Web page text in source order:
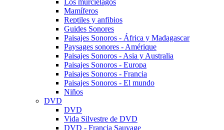
Los murciélagos
Mamíferos
Reptiles y anfibios
Guides Sonores
Paisajes Sonoros - África y Madagascar
Paysages sonores - Amérique
Paisajes Sonoros - Asia y Australia
Paisajes Sonoros - Europa
Paisajes Sonoros - Francia
Paisajes Sonoros - El mundo
Niños
DVD
DVD
Vida Silvestre de DVD
DVD - Francia Sauvage